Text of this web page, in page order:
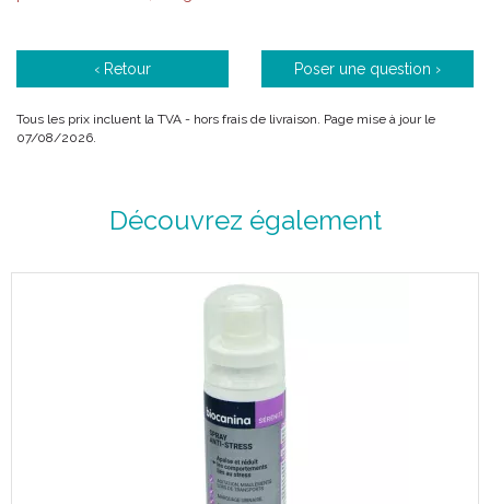
‹ Retour Poser une question ›
Tous les prix incluent la TVA - hors frais de livraison. Page mise à jour le
07/08/2026.
Découvrez également